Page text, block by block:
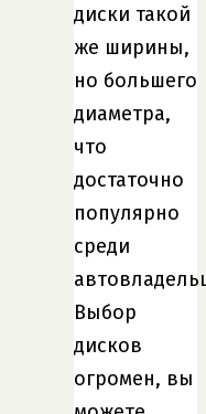
диски такой
же ширины,
но большего
диаметра,
что
достаточно
популярно
среди
Выбор
дисков
огромен, вы